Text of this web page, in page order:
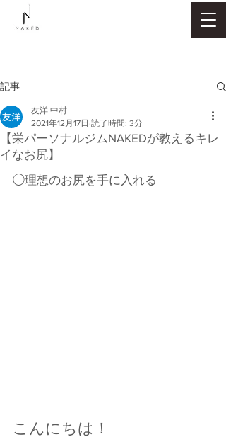
記事
【栄パーソナルジムNAKEDが教えるキレ
イなお尻】
友洋 中村
2021年12月17日 読了時間: 3分
◯理想のお尻を手に入れる
こんにちは！